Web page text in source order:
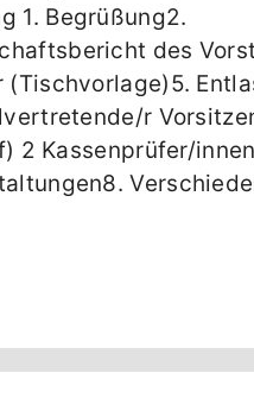
1. Begrüßung2.
des
r
2 Kassenprüfer/